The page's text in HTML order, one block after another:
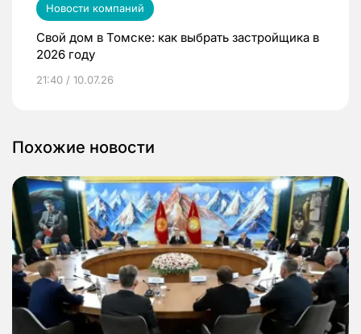
Новости компаний
Свой дом в Томске: как выбрать застройщика в
2026 году
21:40 / 10.07.26
Похожие новости